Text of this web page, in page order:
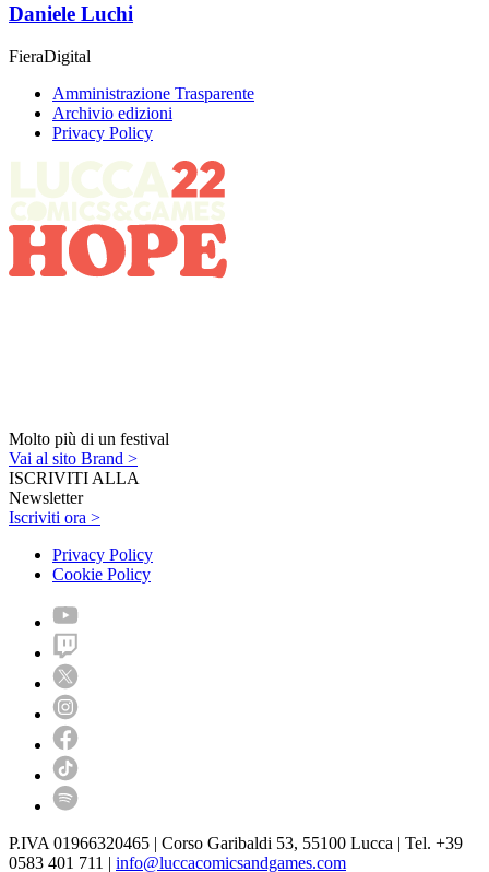
Daniele Luchi
FieraDigital
Amministrazione Trasparente
Archivio edizioni
Privacy Policy
Molto più di un festival
Vai al sito Brand >
ISCRIVITI ALLA
Newsletter
Iscriviti ora >
Privacy Policy
Cookie Policy
P.IVA 01966320465 | Corso Garibaldi 53, 55100 Lucca | Tel. +39
0583 401 711 | info@luccacomicsandgames.com